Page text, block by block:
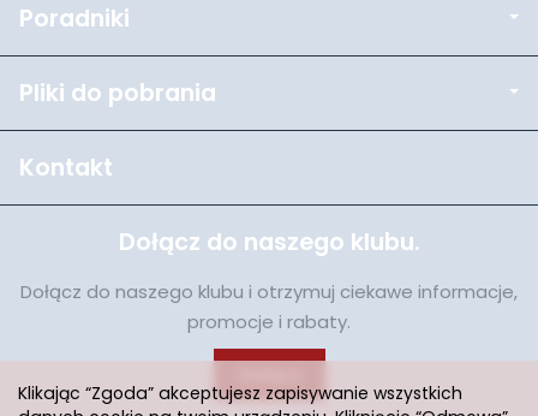
Poradniki
Pliki do pobrania
Kontakt
Dołącz do naszego klubu.
Dołącz do naszego klubu i otrzymuj ciekawe informacje,
promocje i rabaty.
Klikając “Zgoda” akceptujesz zapisywanie wszystkich